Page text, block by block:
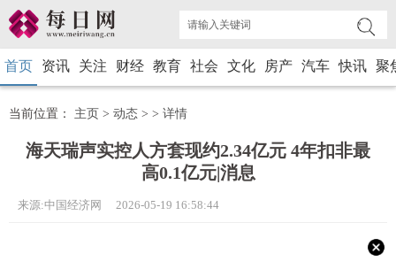
首页 资讯 关注 财经 教育 社会 文化 房产 汽车 快讯 聚
当前位置： 主页 > 动态 > > 详情
海天瑞声实控人方套现约2.34亿元 4年扣非最
高0.1亿元|消息
来源:中国经济网 2026-05-19 16:58:44